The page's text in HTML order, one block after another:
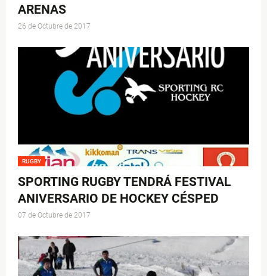
ARENAS
26 de Octubre de 2017
RUGBY
SPORTING RUGBY TENDRÁ FESTIVAL
ANIVERSARIO DE HOCKEY CÉSPED
07 de Octubre de 2017